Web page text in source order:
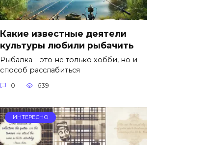
Какие известные деятели
культуры любили рыбачить
Рыбалка – это не только хобби, но и
способ расслабиться
0 639
ИНТЕРЕСНО